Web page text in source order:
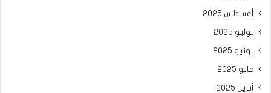
أغسطس 2025
يوليو 2025
يونيو 2025
مايو 2025
أبريل 2025